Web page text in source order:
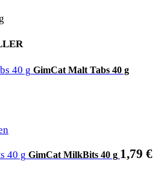
GimCat Malt Tabs 40 g
GimCat MilkBits 40 g 1,79 €